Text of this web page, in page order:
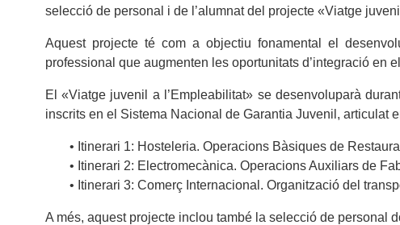
selecció de personal i de l’alumnat del projecte «Viatge
Aquest projecte té com a objectiu fonamental el
professional que augmenten les oportunitats d’integració en
El «Viatge juvenil a l’Empleabilitat» se desenvoluparà
inscrits en el Sistema Nacional de Garantia Juvenil, articulat
• Itinerari 1: Hosteleria. Operacions Bàsiques de
• Itinerari 2: Electromecànica. Operacions Auxiliars de
• Itinerari 3: Comerç Internacional. Organització del
A més, aquest projecte inclou també la selecció de personal